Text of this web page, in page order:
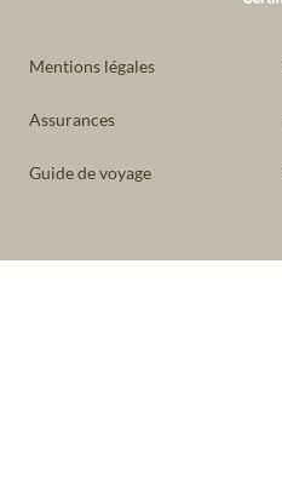
Mentions légales
Assurances
Guide de voyage